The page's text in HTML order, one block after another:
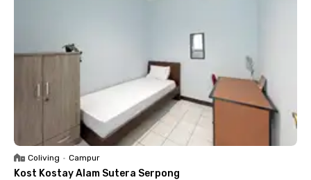
Coliving • Campur
Kost Kostay Alam Sutera Serpong